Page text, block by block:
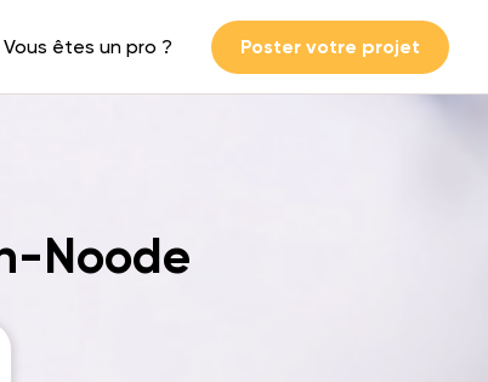
Vous êtes un pro ? Poster votre projet
Noode